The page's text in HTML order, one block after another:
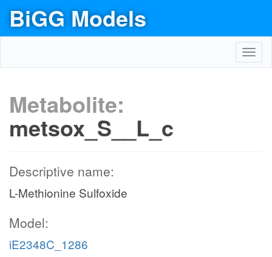
BiGG Models
Metabolite:
metsox_S__L_c
Descriptive name:
L-Methionine Sulfoxide
Model:
iE2348C_1286